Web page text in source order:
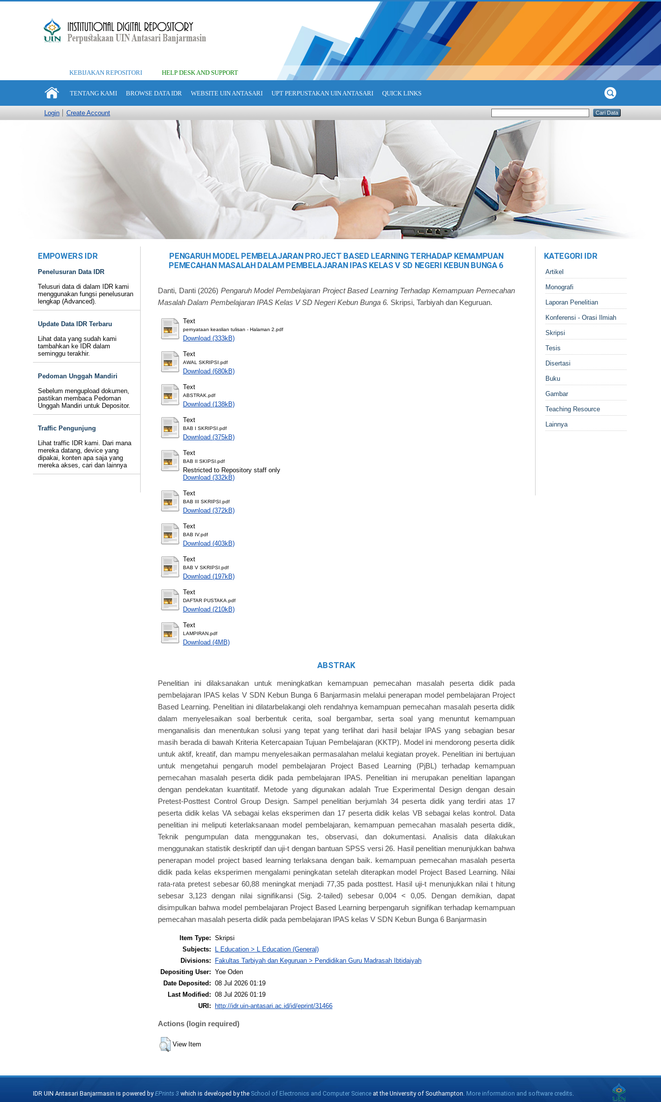
KEBIJAKAN REPOSITORI HELP DESK AND SUPPORT
TENTANG KAMI BROWSE DATA IDR WEBSITE UIN ANTASARI UPT PERPUSTAKAN UIN ANTASARI QUICK LINKS
Login Create Account
EMPOWERS IDR
Penelusuran Data IDR
Telusuri data di dalam IDR kami
menggunakan fungsi penelusuran
lengkap (Advanced).
Update Data IDR Terbaru
Lihat data yang sudah kami
tambahkan ke IDR dalam
seminggu terakhir.
Pedoman Unggah Mandiri
Sebelum mengupload dokumen,
pastikan membaca Pedoman
Unggah Mandiri untuk Depositor.
Traffic Pengunjung
Lihat traffic IDR kami. Dari mana
mereka datang, device yang
dipakai, konten apa saja yang
mereka akses, cari dan lainnya
PENGARUH MODEL PEMBELAJARAN PROJECT BASED LEARNING TERHADAP KEMAMPUAN
PEMECAHAN MASALAH DALAM PEMBELAJARAN IPAS KELAS V SD NEGERI KEBUN BUNGA 6
Danti, Danti(2026) Pengaruh Model Pembelajaran Project Based Learning Terhadap Kemampuan Pemecahan
Masalah Dalam Pembelajaran IPAS Kelas V SD Negeri Kebun Bunga 6. Skripsi, Tarbiyah dan Keguruan.
Text
pernyataan keaslian tulisan - Halaman 2.pdf
Download (333kB)
Text
AWAL SKRIPSI.pdf
Download (680kB)
Text
ABSTRAK.pdf
Download (138kB)
Text
BAB I SKRIPSI.pdf
Download (375kB)
Text
BAB II SKIPSI.pdf
Restricted to Repository staff only
Download (332kB)
Text
BAB III SKRIPSI.pdf
Download (372kB)
Text
BAB IV.pdf
Download (403kB)
Text
BAB V SKRIPSI.pdf
Download (197kB)
Text
DAFTAR PUSTAKA.pdf
Download (210kB)
Text
LAMPIRAN.pdf
Download (4MB)
ABSTRAK
Penelitian ini dilaksanakan untuk meningkatkan kemampuan pemecahan masalah peserta didik pada
pembelajaran IPAS kelas V SDN Kebun Bunga 6 Banjarmasin melalui penerapan model pembelajaran Project
Based Learning. Penelitian ini dilatarbelakangi oleh rendahnya kemampuan pemecahan masalah peserta didik
dalam menyelesaikan soal berbentuk cerita, soal bergambar, serta soal yang menuntut kemampuan
menganalisis dan menentukan solusi yang tepat yang terlihat dari hasil belajar IPAS yang sebagian besar
masih berada di bawah Kriteria Ketercapaian Tujuan Pembelajaran (KKTP). Model ini mendorong peserta didik
untuk aktif, kreatif, dan mampu menyelesaikan permasalahan melalui kegiatan proyek. Penelitian ini bertujuan
untuk mengetahui pengaruh model pembelajaran Project Based Learning (PjBL) terhadap kemampuan
pemecahan masalah peserta didik pada pembelajaran IPAS. Penelitian ini merupakan penelitian lapangan
dengan pendekatan kuantitatif. Metode yang digunakan adalah True Experimental Design dengan desain
Pretest-Posttest Control Group Design. Sampel penelitian berjumlah 34 peserta didik yang terdiri atas 17
peserta didik kelas VA sebagai kelas eksperimen dan 17 peserta didik kelas VB sebagai kelas kontrol. Data
penelitian ini meliputi keterlaksanaan model pembelajaran, kemampuan pemecahan masalah peserta didik,
Teknik pengumpulan data menggunakan tes, observasi, dan dokumentasi. Analisis data dilakukan
menggunakan statistik deskriptif dan uji-t dengan bantuan SPSS versi 26. Hasil penelitian menunjukkan bahwa
penerapan model project based learning terlaksana dengan baik. kemampuan pemecahan masalah peserta
didik pada kelas eksperimen mengalami peningkatan setelah diterapkan model Project Based Learning. Nilai
rata-rata pretest sebesar 60,88 meningkat menjadi 77,35 pada posttest. Hasil uji-t menunjukkan nilai t hitung
sebesar 3,123 dengan nilai signifikansi (Sig. 2-tailed) sebesar 0,004 < 0,05. Dengan demikian, dapat
disimpulkan bahwa model pembelajaran Project Based Learning berpengaruh signifikan terhadap kemampuan
pemecahan masalah peserta didik pada pembelajaran IPAS kelas V SDN Kebun Bunga 6 Banjarmasin
Item Type: Skripsi
Subjects:
L Education > L Education (General)
Divisions:
Fakultas Tarbiyah dan Keguruan > Pendidikan Guru Madrasah Ibtidaiyah
Depositing User: Yoe Oden
Date Deposited: 08 Jul 2026 01:19
Last Modified: 08 Jul 2026 01:19
URI: http://idr.uin-antasari.ac.id/id/eprint/31466
Actions (login required)
View Item
KATEGORI IDR
Artikel
Monografi
Laporan Penelitian
Konferensi - Orasi Ilmiah
Skripsi
Tesis
Disertasi
Buku
Gambar
Teaching Resource
Lainnya
IDR UIN Antasari Banjarmasin is powered byEPrints 3 which is developed by the School of Electronics and Computer Science at the University of Southampton. More information and software credits.